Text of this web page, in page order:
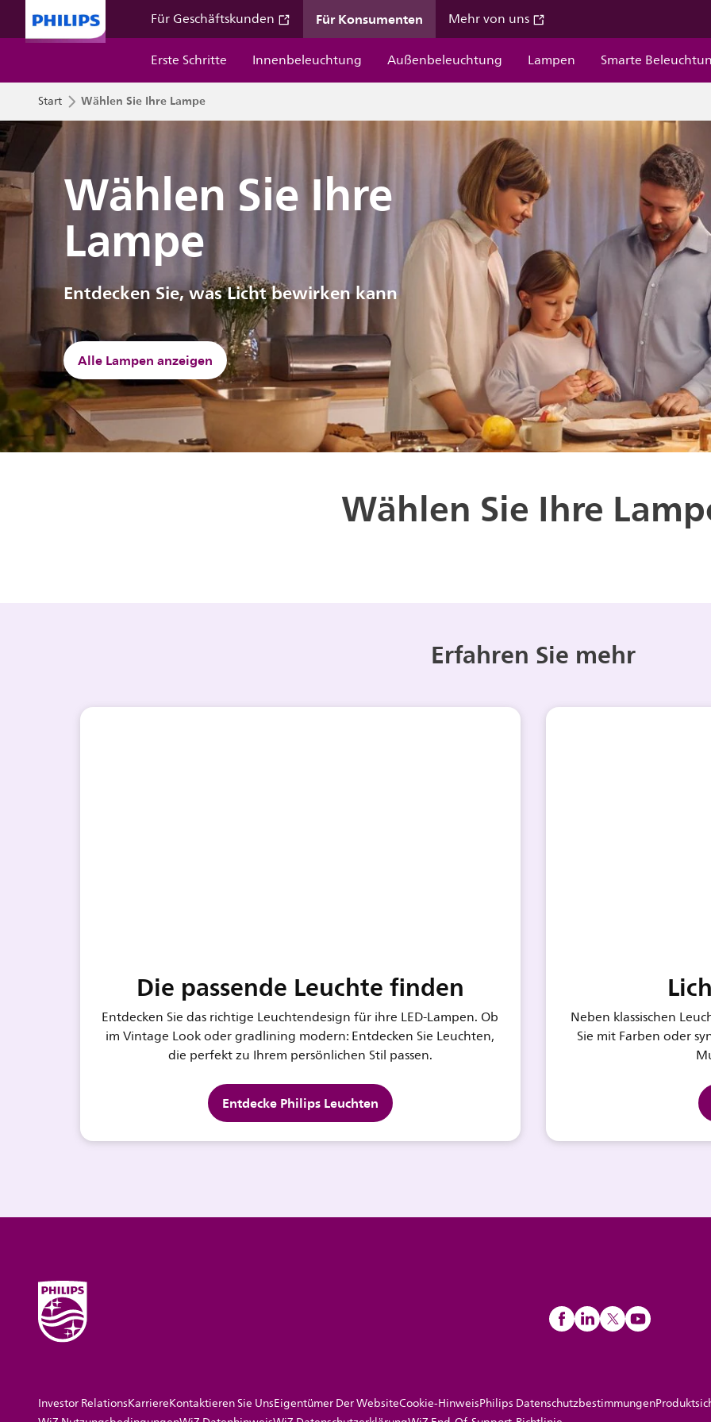
Für Geschäftskunden Für Konsumenten
Mehr von uns
Erste Schritte
Innenbeleuchtung Außenbeleuchtung Lampen Smarte
Start Wählen Sie Ihre Lampe
Wählen Sie Ihre
Lampe
Entdecken Sie, was Licht bewirken kann
Alle Lampen anzeigen
Wählen Sie Ihre
Erfahren Sie mehr
Die passende Leuchte finden
Entdecken Sie das richtige Leuchtendesign für ihre LED-Lampen. Ob
im Vintage Look oder gradlining modern: Entdecken Sie Leuchten,
die perfekt zu Ihrem persönlichen Stil passen.
Entdecke Philips Leuchten
Neben klassischen
Sie mit Farben oder
Investor RelationsKarriereKontaktieren Sie UnsEigentümer Der WebsiteCookie-HinweisPhilips Datenschutzbestimmungen